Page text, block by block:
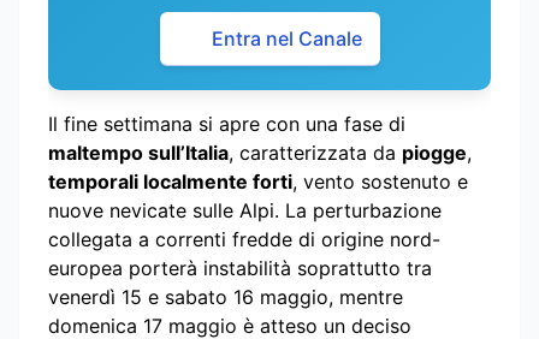
Entra nel Canale
Il fine settimana si apre con una fase di
maltempo sull’Italia, caratterizzata da piogge,
temporali localmente forti, vento sostenuto e
nuove nevicate sulle Alpi. La perturbazione
collegata a correnti fredde di origine nord-
europea porterà instabilità soprattutto tra
venerdì 15 e sabato 16 maggio, mentre
domenica 17 maggio è atteso un deciso